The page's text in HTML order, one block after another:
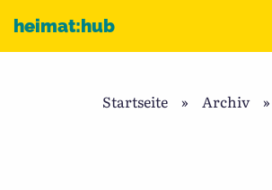
heimat:hub
Startseite » Archiv »